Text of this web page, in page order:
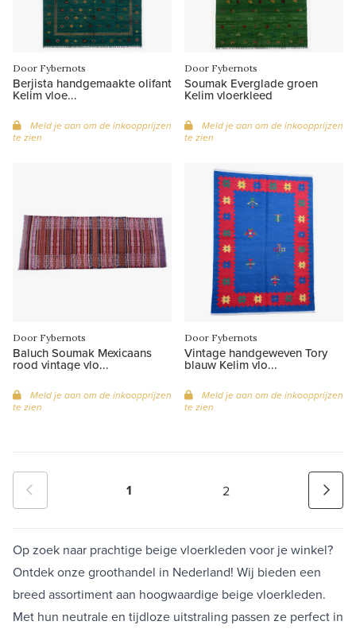
Door Fybernots
Berjista handgemaakte olifant
Kelim vloe...
Meld je aan om de inkoopprijzen
te zien
Door Fybernots
Soumak Everglade groen
Kelim vloerkleed
Meld je aan om de inkoopprijzen
te zien
Door Fybernots
Baluch Soumak Mexicaans
rood vintage vlo...
Meld je aan om de inkoopprijzen
te zien
Door Fybernots
Vintage handgeweven Tory
blauw Kelim vlo...
Meld je aan om de inkoopprijzen
te zien
1 2
Op zoek naar prachtige beige vloerkleden voor je winkel?
Ontdek onze groothandel in Nederland! Wij bieden een
breed assortiment aan hoogwaardige beige vloerkleden.
Met hun neutrale en tijdloze uitstraling passen ze perfect in